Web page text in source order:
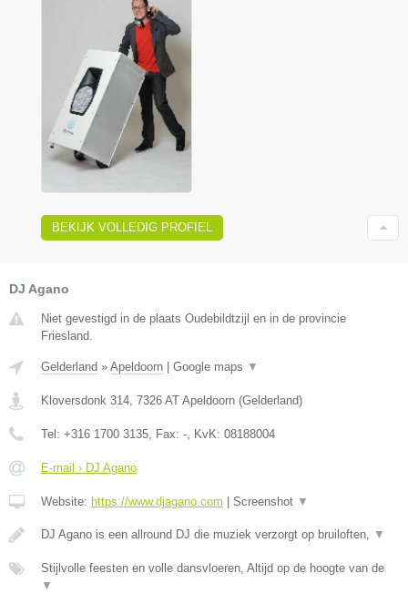
BEKIJK VOLLEDIG PROFIEL
DJ Agano
Niet gevestigd in de plaats Oudebildtzijl en in de provincie
Friesland.
Gelderland » Apeldoorn Google maps ▼
Kloversdonk 314, 7326 AT Apeldoorn (Gelderland)
Tel: +316 1700 3135, Fax: -, KvK: 08188004
E-mail › DJ Agano
Website: https://www.djagano.com Screenshot ▼
DJ Agano is een allround DJ die muziek verzorgt op bruiloften, ▼
Stijlvolle feesten en volle dansvloeren, Altijd op de hoogte van de
▼